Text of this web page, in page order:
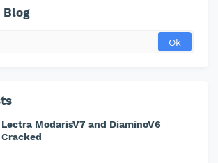
Blog
Lectra ModarisV7 and DiaminoV6
Cracked